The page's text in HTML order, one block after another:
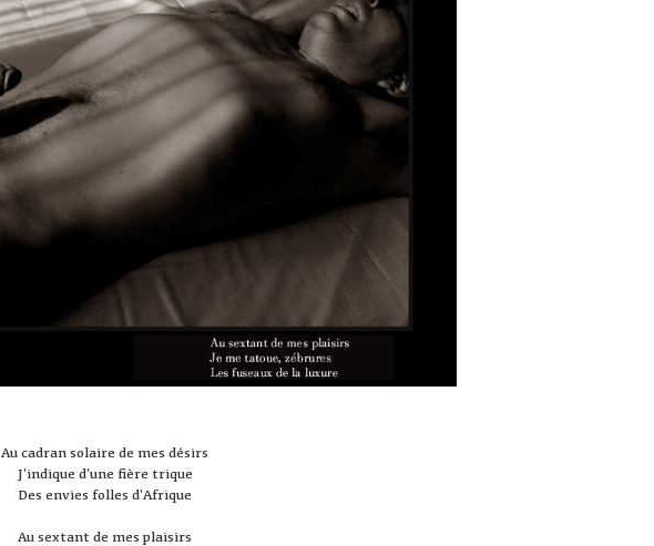
Au cadran solaire de mes désirs
J'indique d'une fière trique
Des envies folles d'Afrique
Au sextant de mes plaisirs